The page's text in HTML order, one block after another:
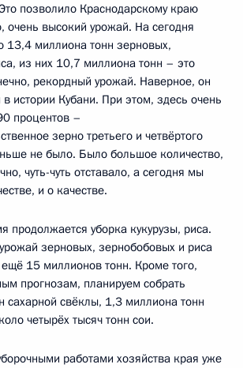
позволило Краснодарскому краю
очень высокий урожай. На сегодня
13,4 миллиона тонн зерновых,
из них 10,7 миллиона тонн – это
рекордный урожай. Наверное, он
истории Кубани. При этом, здесь очень
процентов –
зерно третьего и четвёртого
не было. Было большое количество,
чуть-чуть отставало, а сегодня мы
и о качестве.
продолжается уборка кукурузы, риса.
зерновых, зернобобовых и риса
ещё 15 миллионов тонн. Кроме того,
прогнозам, планируем собрать
сахарной свёклы, 1,3 миллиона тонн
четырёх тысяч тонн сои.
работами хозяйства края уже